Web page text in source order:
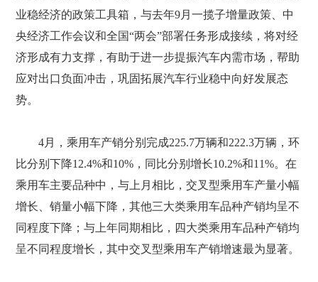
业稳经济的政策工具箱，与去年9月一揽子增量政策、中
央经济工作会议和全国“两会”部署任务形成接续，将对经
济形成有力支撑，有助于进一步提振汽车内需市场，帮助
应对出口负面冲击，巩固拓展汽车行业稳中向好发展态
势。
4月，乘用车产销分别完成225.7万辆和222.3万辆，环
比分别下降12.4%和10%，同比分别增长10.2%和11%。在
乘用车主要品种中，与上月相比，交叉型乘用车产量小幅
增长、销量小幅下降，其他三大类乘用车品种产销均呈不
同程度下降；与上年同期相比，四大类乘用车品种产销均
呈不同程度增长，其中交叉型乘用车产销增速最为显著。